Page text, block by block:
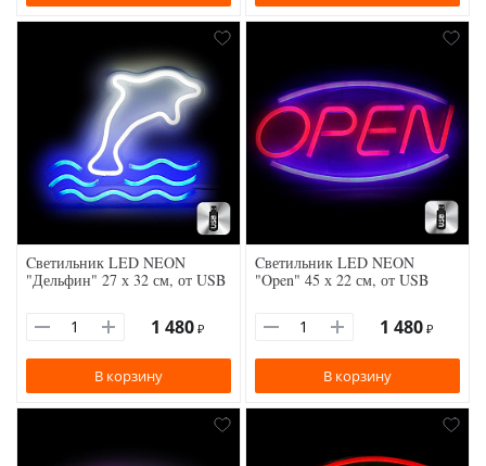
Cветильник LED NEON
"Дельфин" 27 х 32 см, от USB
1 480 ₽
В корзину
Cветильник LED NEON
"Open" 45 х 22 см, от USB
1 480 ₽
В корзину